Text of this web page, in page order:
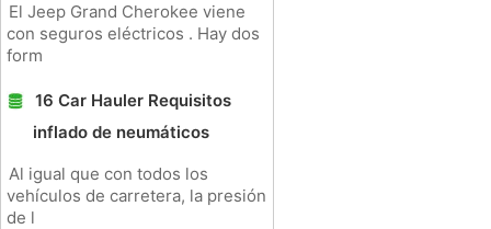
El Jeep Grand Cherokee viene
con seguros eléctricos . Hay dos
form
16 Car Hauler Requisitos
inflado de neumáticos
Al igual que con todos los
vehículos de carretera, la presión
de l